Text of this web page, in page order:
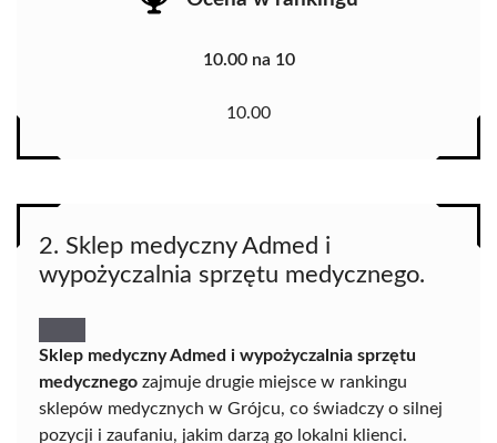
10.00 na 10
10.00
2. Sklep medyczny Admed i
wypożyczalnia sprzętu medycznego.
Sklep medyczny Admed i wypożyczalnia sprzętu
medycznego zajmuje drugie miejsce w rankingu
sklepów medycznych w Grójcu, co świadczy o silnej
pozycji i zaufaniu, jakim darzą go lokalni klienci.